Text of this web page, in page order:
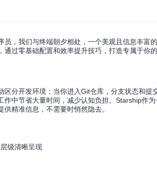
，我们与终端朝夕相处，一个美观且信息丰富
过零基础配置和效率提升技巧，打造专属于你的
分开发环境；当你进入Git仓库，分支状态和提
中节省大量时间，减少认知负担。Starship作
精准信息，不需要时悄然隐去。
级清晰呈现